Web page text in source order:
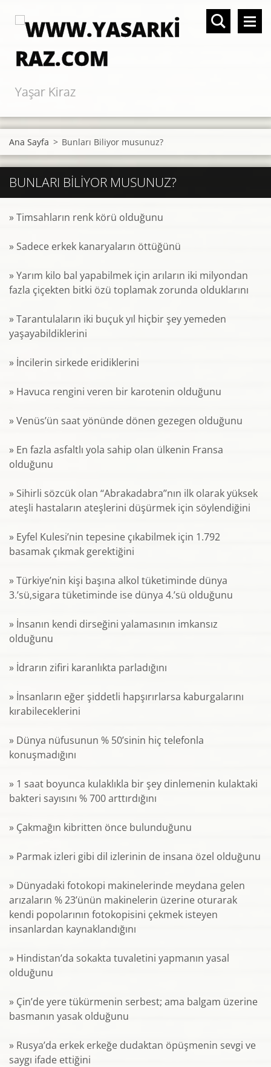
Yaşar Kiraz
Ana Sayfa > Bunları Biliyor musunuz?
BUNLARI BILIYOR MUSUNUZ?
» Timsahların renk körü olduğunu
» Sadece erkek kanaryaların öttüğünü
» Yarım kilo bal yapabilmek için arıların iki milyondan
fazla çiçekten bitki özü toplamak zorunda olduklarını
» Tarantulaların iki buçuk yıl hiçbir şey yemeden
yaşayabildiklerini
» İncilerin sirkede eridiklerini
» Havuca rengini veren bir karotenin olduğunu
» Venüs’ün saat yönünde dönen gezegen olduğunu
» En fazla asfaltlı yola sahip olan ülkenin Fransa
olduğunu
» Sihirli sözcük olan ‘‘Abrakadabra’’nın ilk olarak yüksek
ateşli hastaların ateşlerini düşürmek için söylendiğini
» Eyfel Kulesi’nin tepesine çıkabilmek için 1.792
basamak çıkmak gerektiğini
» Türkiye’nin kişi başına alkol tüketiminde dünya
3.’sü,sigara tüketiminde ise dünya 4.’sü olduğunu
» İnsanın kendi dirseğini yalamasının imkansız
olduğunu
» İdrarın zifiri karanlıkta parladığını
» İnsanların eğer şiddetli hapşırırlarsa kaburgalarını
kırabileceklerini
» Dünya nüfusunun % 50’sinin hiç telefonla
konuşmadığını
» 1 saat boyunca kulaklıkla bir şey dinlemenin kulaktaki
bakteri sayısını % 700 arttırdığını
» Çakmağın kibritten önce bulunduğunu
» Parmak izleri gibi dil izlerinin de insana özel olduğunu
» Dünyadaki fotokopi makinelerinde meydana gelen
arızaların % 23’ünün makinelerin üzerine oturarak
kendi popolarının fotokopisini çekmek isteyen
insanlardan kaynaklandığını
» Hindistan’da sokakta tuvaletini yapmanın yasal
olduğunu
» Çin’de yere tükürmenin serbest; ama balgam üzerine
basmanın yasak olduğunu
» Rusya’da erkek erkeğe dudaktan öpüşmenin sevgi ve
saygı ifade ettiğini